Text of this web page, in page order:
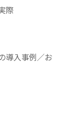
際
導入事例／お